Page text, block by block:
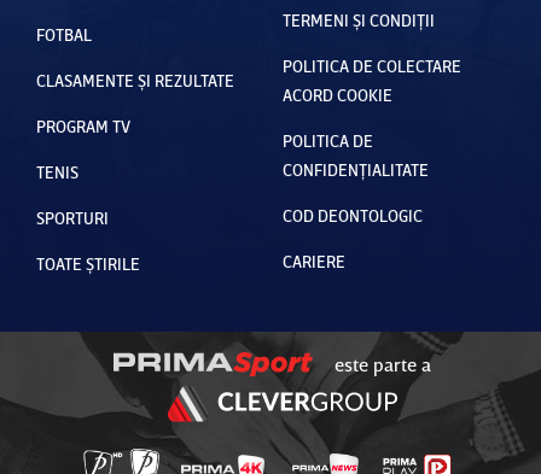
FOTBAL
CLASAMENTE ȘI REZULTATE
PROGRAM TV
TENIS
SPORTURI
TOATE ȘTIRILE
TERMENI ȘI CONDIȚII
POLITICA DE COLECTARE
ACORD COOKIE
POLITICA DE
CONFIDENȚIALITATE
COD DEONTOLOGIC
CARIERE
este parte a